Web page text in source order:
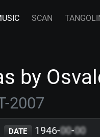
SCAN
by
2007
DATE 1946-00-00